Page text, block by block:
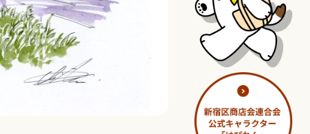
淀橋市場 ～わせだ新宿百景～